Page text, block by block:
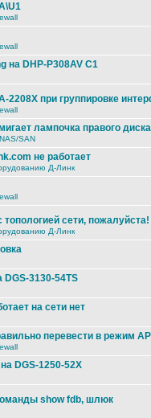
на DHP-P308AV C1
2208X при группировке
лампочка правого диска
SAN
не работает
Д-Линк
топологией сети, пожалуйста!
Д-Линк
DGS-3130-54TS
на сети нет
перевести в режим
DGS-1250-52X
show fdb, шлюк